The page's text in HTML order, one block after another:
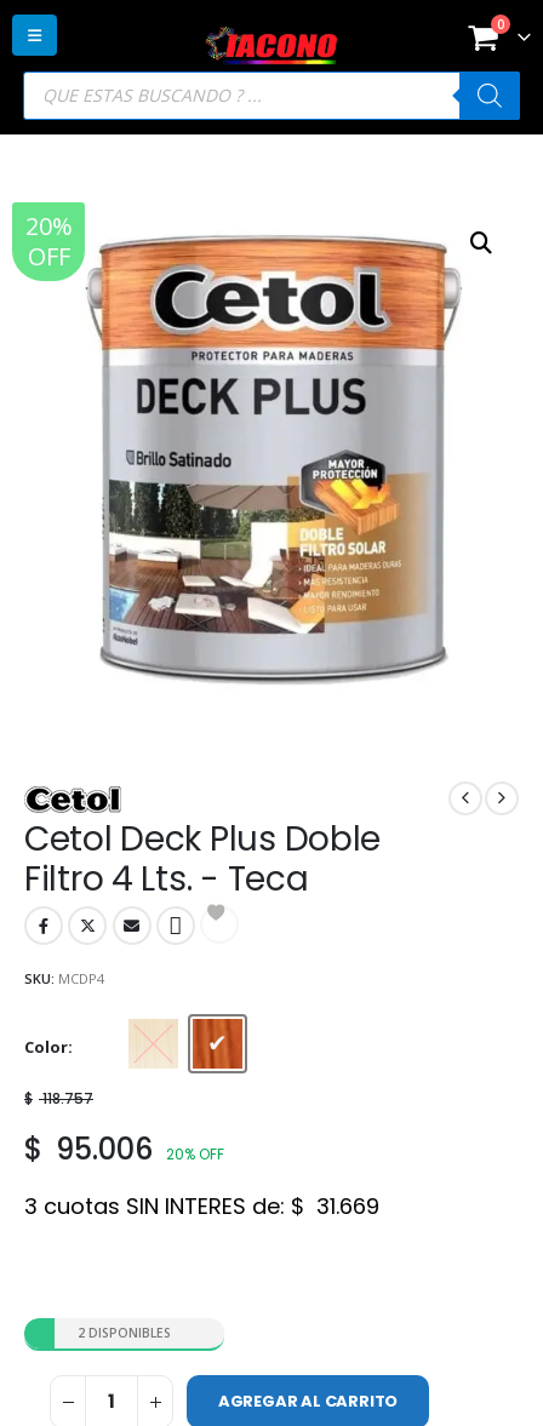
Búsqueda
productos
0
20%
OFF
Cetol Deck Plus Doble
Filtro 4 Lts. - Teca
SKU: MCDP4
Color Natural Teca
$ 118.757
$ 95.006 20% OFF
3 cuotas SIN INTERES de: $ 31.669
2 DISPONIBLES
AGREGAR AL CARRITO